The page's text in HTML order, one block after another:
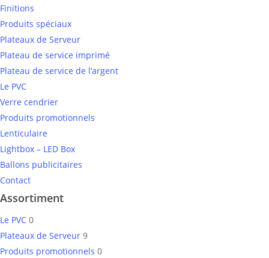
Finitions
Produits spéciaux
Plateaux de Serveur
Plateau de service imprimé
Plateau de service de l’argent
Le PVC
Verre cendrier
Produits promotionnels
Lenticulaire
Lightbox – LED Box
Ballons publicitaires
Contact
Assortiment
Le PVC 0
Plateaux de Serveur 9
Produits promotionnels 0